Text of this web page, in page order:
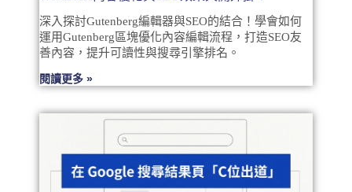
深入探討Gutenberg編輯器與SEO的結合！學會如何
運用Gutenberg區塊優化內容編輯流程，打造SEO友
善內容，提升可讀性與搜尋引擎排名。
閱讀更多 »